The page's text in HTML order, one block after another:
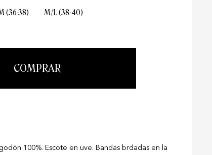
(36-38) M/L (38-40)
COMPRAR
100%. Escote en uve. Bandas brdadas en la